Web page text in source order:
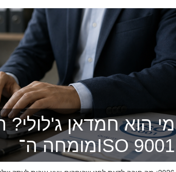
מי הוא חמדאן ג'לולי?
מומחה ה־ISO 9001